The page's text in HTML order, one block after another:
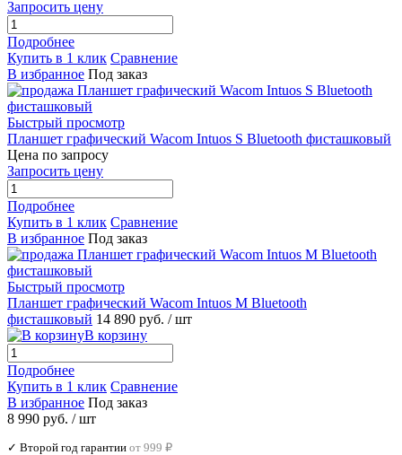
Запросить цену
Подробнее
Купить в 1 клик Сравнение
В избранное Под заказ
Быстрый просмотр
Планшет графический Wacom Intuos S Bluetooth фисташковый
Цена по запросу
Запросить цену
Подробнее
Купить в 1 клик Сравнение
В избранное Под заказ
Быстрый просмотр
Планшет графический Wacom Intuos M Bluetooth
фисташковый 14 890 руб. / шт
В корзину
Подробнее
Купить в 1 клик Сравнение
В избранное Под заказ
8 990 руб. / шт
✓ Второй год гарантии от 999 ₽